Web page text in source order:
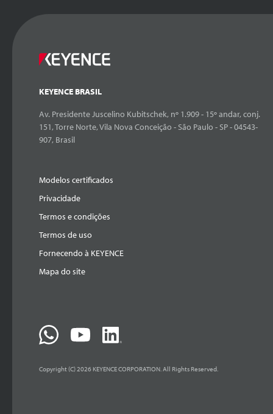
KEYENCE BRASIL
Av. Presidente Juscelino Kubitschek, nº 1.909 - 15º andar, conj.
151, Torre Norte, Vila Nova Conceição - São Paulo - SP - 04543-
907, Brasil
Modelos certificados
Privacidade
Termos e condições
Termos de uso
Fornecendo à KEYENCE
Mapa do site
Copyright (C) 2026 KEYENCE CORPORATION. All Rights Reserved.